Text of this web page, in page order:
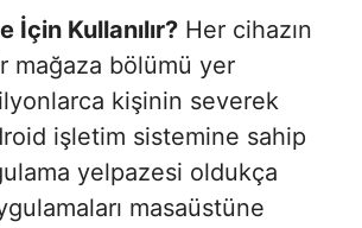
İçin Kullanılır? Her cihazın
mağaza bölümü yer
kişinin severek
işletim sistemine sahip
yelpazesi oldukça
masaüstüne